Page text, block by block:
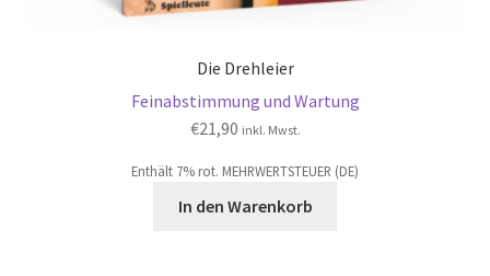
Die Drehleier
Feinabstimmung und Wartung
€21,90 inkl. Mwst.
Enthält 7% rot. MEHRWERTSTEUER (DE)
In den Warenkorb